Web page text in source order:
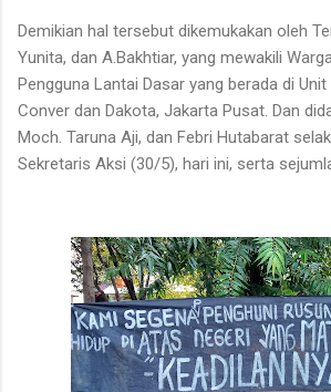
Demikian hal tersebut dikemukakan oleh
Yunita, dan A.Bakhtiar, yang mewakili
Pengguna Lantai Dasar yang berada di
Conver dan Dakota, Jakarta Pusat. Dan
Moch. Taruna Aji, dan Febri Hutabarat
Sekretaris Aksi (30/5), hari ini, serta